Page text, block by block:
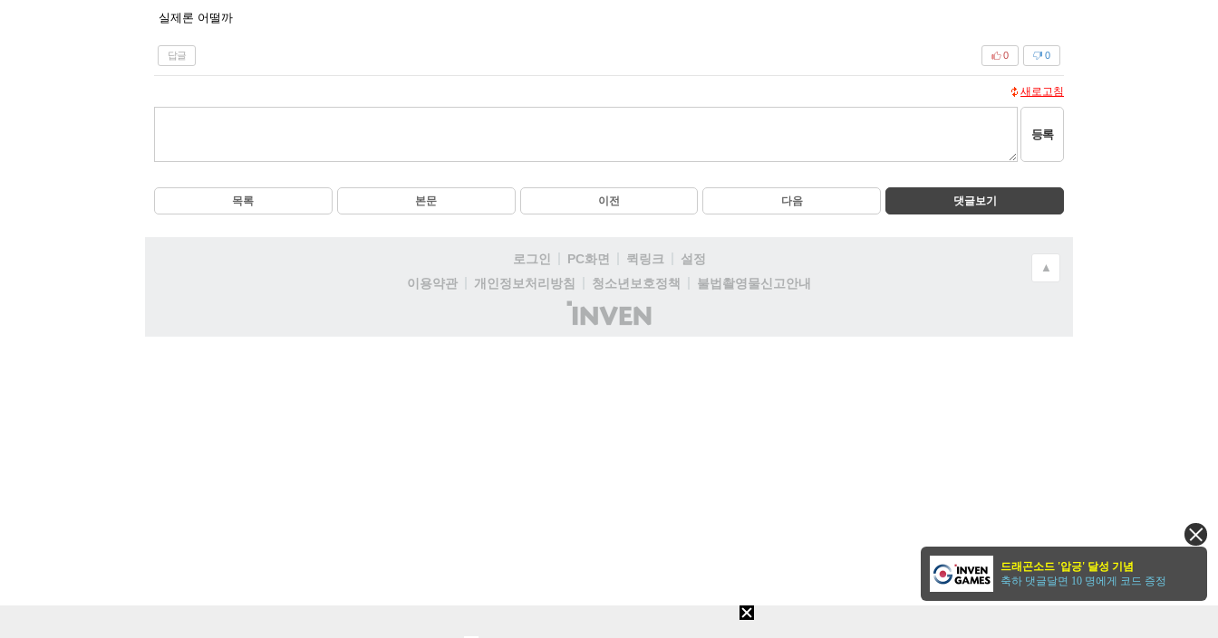
실제론 어떨까
답글 0
0
새로고침
등록
목록 본문 이전 다음 댓글보기
로그인 PC화면 퀵링크
설정
이용약관
개인정보처리방침 청소년보호정책
불법촬영물신고안내
(주)
인
▲
드래곤소드 '압긍' 달성 기념
축하 댓글달면 10 명에게 코드 증정